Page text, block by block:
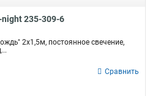
night 235-309-6
2х1,5м, постоянное свечение,
Сравнить